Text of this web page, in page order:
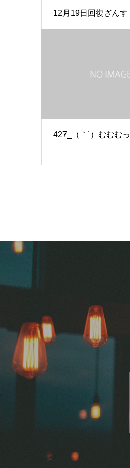
12月19日回復ざんす
427_（｀´）むむむっ